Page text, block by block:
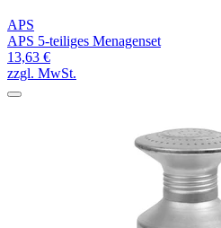
APS
APS 5-teiliges Menagenset
13,63 €
zzgl. MwSt.